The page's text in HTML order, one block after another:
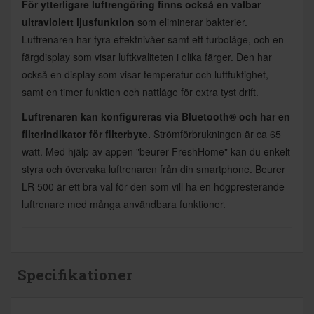
För ytterligare luftrengöring finns också en valbar
ultraviolett ljusfunktion som eliminerar bakterier.
Luftrenaren har fyra effektnivåer samt ett turboläge, och en
färgdisplay som visar luftkvaliteten i olika färger. Den har
också en display som visar temperatur och luftfuktighet,
samt en timer funktion och nattläge för extra tyst drift.
Luftrenaren kan konfigureras via Bluetooth® och har en
filterindikator för filterbyte. Strömförbrukningen är ca 65
watt. Med hjälp av appen "beurer FreshHome" kan du enkelt
styra och övervaka luftrenaren från din smartphone. Beurer
LR 500 är ett bra val för den som vill ha en högpresterande
luftrenare med många användbara funktioner.
Specifikationer